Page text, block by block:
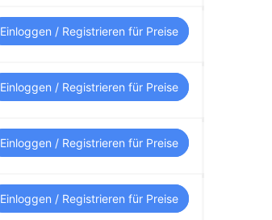
Einloggen / Registrieren für Preise
Einloggen / Registrieren für Preise
Einloggen / Registrieren für Preise
Einloggen / Registrieren für Preise